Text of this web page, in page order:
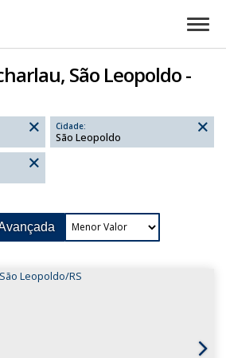
São Leopoldo -
Cidade:
São Leopoldo